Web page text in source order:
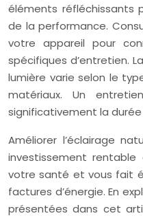
éléments réfléchissants
de la performance.
votre appareil pour
spécifiques d’entretien.
lumière varie selon le
matériaux. Un
significativement la
Améliorer l’éclairage
investissement
votre santé et vous fait
factures d’énergie. En
présentées dans cet